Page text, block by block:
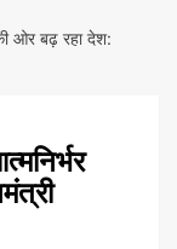
ओर बढ़ रहा देश: